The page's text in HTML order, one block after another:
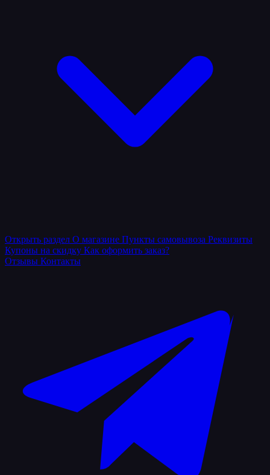
Открыть раздел О магазине Пункты самовывоза Реквизиты
Купоны на скидку Как оформить заказ?
Отзывы Контакты